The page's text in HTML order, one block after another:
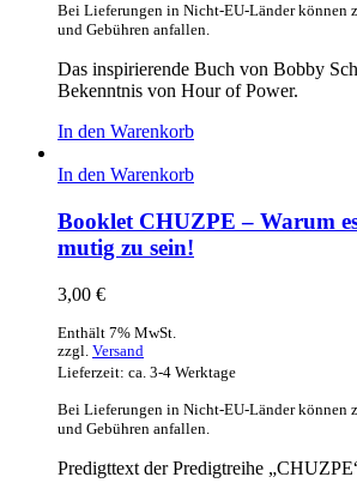
Bei Lieferungen in Nicht-EU-Länder können
und Gebühren anfallen.
Das inspirierende Buch von Bobby
Bekenntnis von Hour of Power.
In den Warenkorb
In den Warenkorb
Booklet CHUZPE – Warum
mutig zu sein!
3,00 €
Enthält 7% MwSt.
zzgl. Versand
Lieferzeit: ca. 3-4 Werktage
Bei Lieferungen in Nicht-EU-Länder können
und Gebühren anfallen.
Predigttext der Predigtreihe